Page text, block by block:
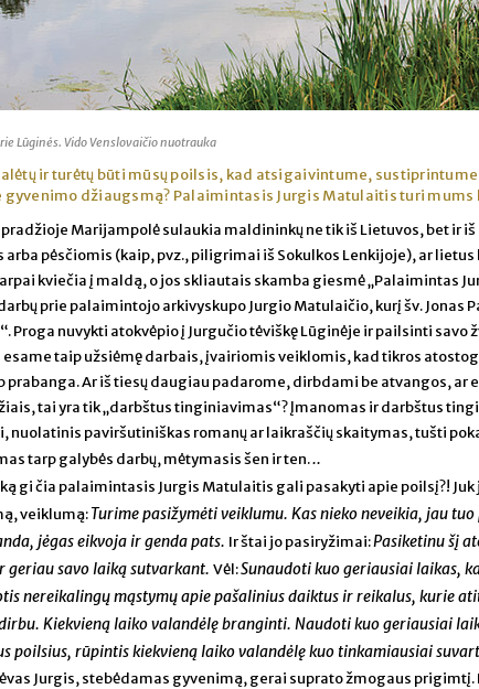
Lūginės. Vido Venslovaičio nuotrauka
ir turėtų būti mūsų poilsis, kad atsigaivintume,
gyvenimo džiaugsmą? Palaimintasis Jurgis Matulaitis turi mums
pradžioje Marijampolė sulaukia maldininkų ne tik iš Lietuvos, bet ir
arba pėsčiomis (kaip, pvz., piligrimai iš Sokulkos Lenkijoje), ar lietus
kviečia į maldą, o jos skliautais skamba giesmė „Palaimintas
prie palaimintojo arkivyskupo Jurgio Matulaičio, kurį šv. Jonas
Proga nuvykti atokvėpio į Jurgučio tėviškę Lūginėje ir pailsinti savo
esame taip užsiėmę darbais, įvairiomis veiklomis, kad tikros
prabanga. Ar iš tiesų daugiau padarome, dirbdami be atvangos, ar
tai yra tik „darbštus tinginiavimas“? Įmanomas ir darbštus
nuolatinis paviršutiniškas romanų ar laikraščių skaitymas, tušti
tarp galybės darbų, mėtymasis šen ir ten...
gi čia palaimintasis Jurgis Matulaitis gali pasakyti apie poilsį?! Juk
veiklumą:Turime pasižymėti veiklumu. Kas nieko neveikia, jau
jėgas eikvoja ir genda pats. Ir štai jo pasiryžimai:Pasiketinu šį
geriau savo laiką sutvarkant. Vėl:Sunaudoti kuo geriausiai laikas,
nereikalingų mąstymų apie pašalinius daiktus ir reikalus, kurie
Kiekvieną laiko valandėlę branginti. Naudoti kuo geriausiai
poilsius, rūpintis kiekvieną laiko valandėlę kuo tinkamiausiai
Jurgis, stebėdamas gyvenimą, gerai suprato žmogaus